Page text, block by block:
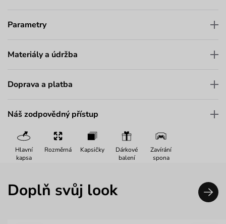
Parametry
Materiály a údržba
Doprava a platba
Náš zodpovědný přístup
Hlavní
kapsa
Rozměrná Kapsičky
Dárkové
balení
Zavírání
spona
Doplň svůj look